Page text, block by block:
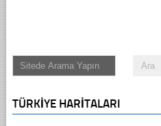
TÜRKIYE HARITALARI